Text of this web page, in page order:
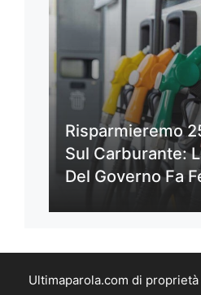
Risparmieremo
Sul Carburante:
Del Governo Fa
Ultimaparola.com di proprietà